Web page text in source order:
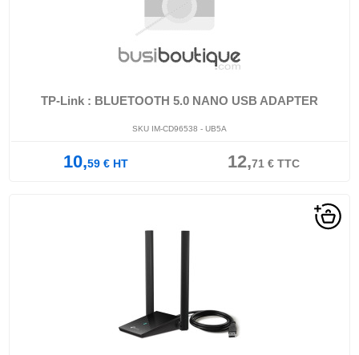
TP-Link : BLUETOOTH 5.0 NANO USB ADAPTER
SKU IM-CD96538 - UB5A
10,59€HT 12,71 €TTC